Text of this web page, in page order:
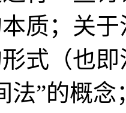
质；关
式（也
法”的概念